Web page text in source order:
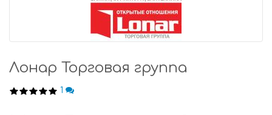
Лонар Торговая группа
1